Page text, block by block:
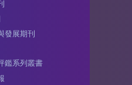
發展期刊
鑑系列叢書